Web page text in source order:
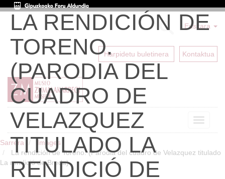
Euskara
Harpidetu buletinera Kontaktua
Toggle
Sarrera
Images
La rendición de Toreno. (Parodia del cuadro de Velazquez titulado
La rendició de Breda)
LA RENDICIÓN DE
TORENO.
(PARODIA DEL
CUADRO DE
VELAZQUEZ
TITULADO LA
RENDICIÓ DE